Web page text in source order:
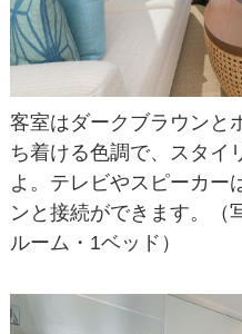
客室はダークブラウンと
ち着ける色調で、スタイ
よ。テレビやスピーカー
ンと接続ができます。（
ルーム・1ベッド）